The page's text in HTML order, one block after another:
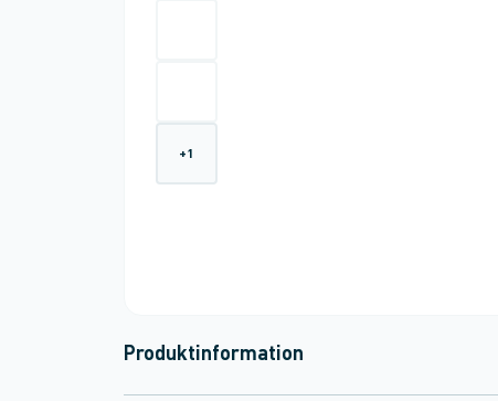
+1
Produktinformation